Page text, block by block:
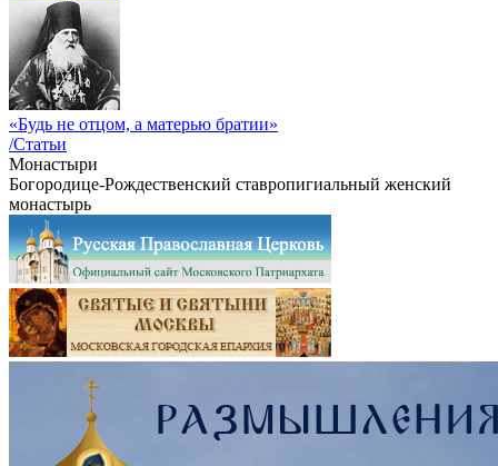
«Будь не отцом, а матерью братии»
/Статьи
Монастыри
Богородице-Рождественский ставропигиальный женский
монастырь